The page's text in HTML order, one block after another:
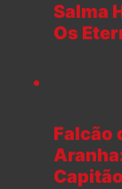
Salma
Os
Falcão